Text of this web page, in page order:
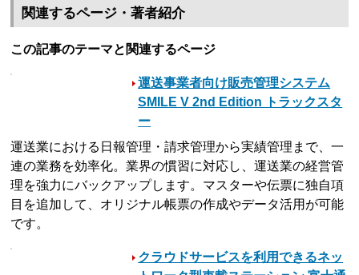
関連するページ・著者紹介
この記事のテーマと関連するページ
運送事業者向け販売管理システム
SMILE V 2nd Edition トラックスタ
ー
運送業における日報管理・請求管理から実績管理まで、一
連の業務を効率化。業界の慣習に対応し、運送業の経営管
理を強力にバックアップします。マスターや伝票に独自項
目を追加して、オリジナル帳票の作成やデータ活用が可能
です。
クラウドサービスを利用できるネッ